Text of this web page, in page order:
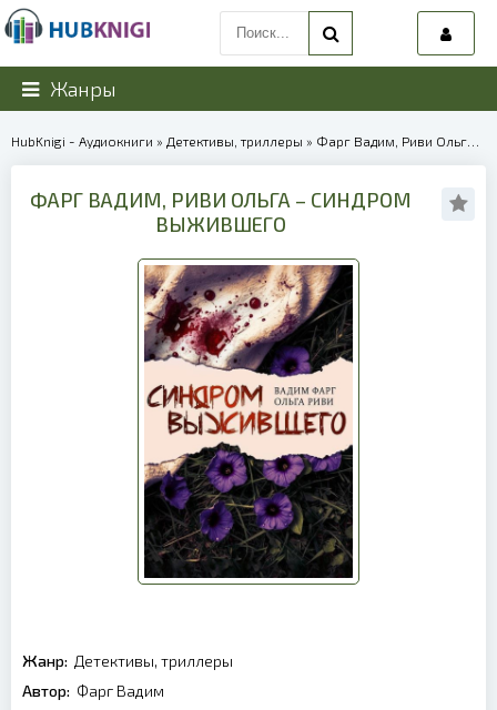
Жанры
HubKnigi - Аудиокниги » Детективы, триллеры » Фарг Вадим, Риви Ольга – Синдром выжившего | 40064
ФАРГ ВАДИМ, РИВИ ОЛЬГА – СИНДРОМ
ВЫЖИВШЕГО
Жанр: Детективы, триллеры
Автор: Фарг Вадим